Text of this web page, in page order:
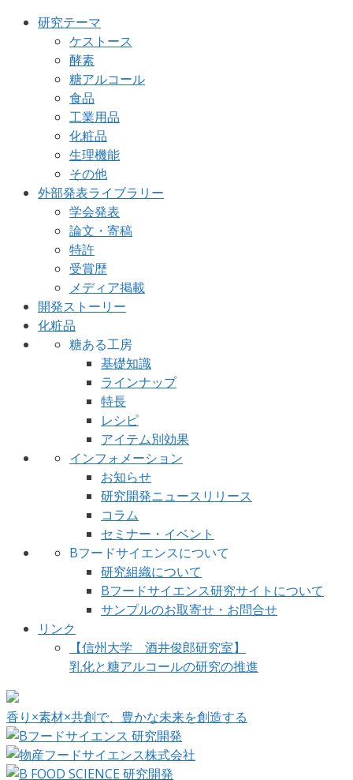
研究テーマ
ケストース
酵素
糖アルコール
食品
工業用品
化粧品
生理機能
その他
外部発表ライブラリー
学会発表
論文・寄稿
特許
受賞歴
メディア掲載
開発ストーリー
化粧品
糖ある工房
基礎知識
ラインナップ
特長
レシピ
アイテム別効果
インフォメーション
お知らせ
研究開発ニュースリリース
コラム
セミナー・イベント
Bフードサイエンスについて
研究組織について
Bフードサイエンス研究サイトについて
サンプルのお取寄せ・お問合せ
リンク
【信州大学 酒井俊郎研究室】
乳化と糖アルコールの研究の推進
香り×素材×共創で、豊かな未来を創造する